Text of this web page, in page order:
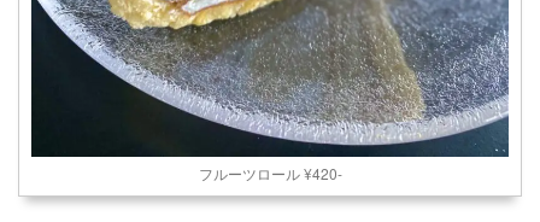
フルーツロール ¥420-